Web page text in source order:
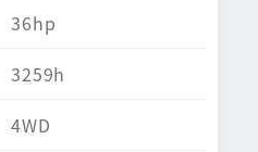
36hp
3259h
4WD